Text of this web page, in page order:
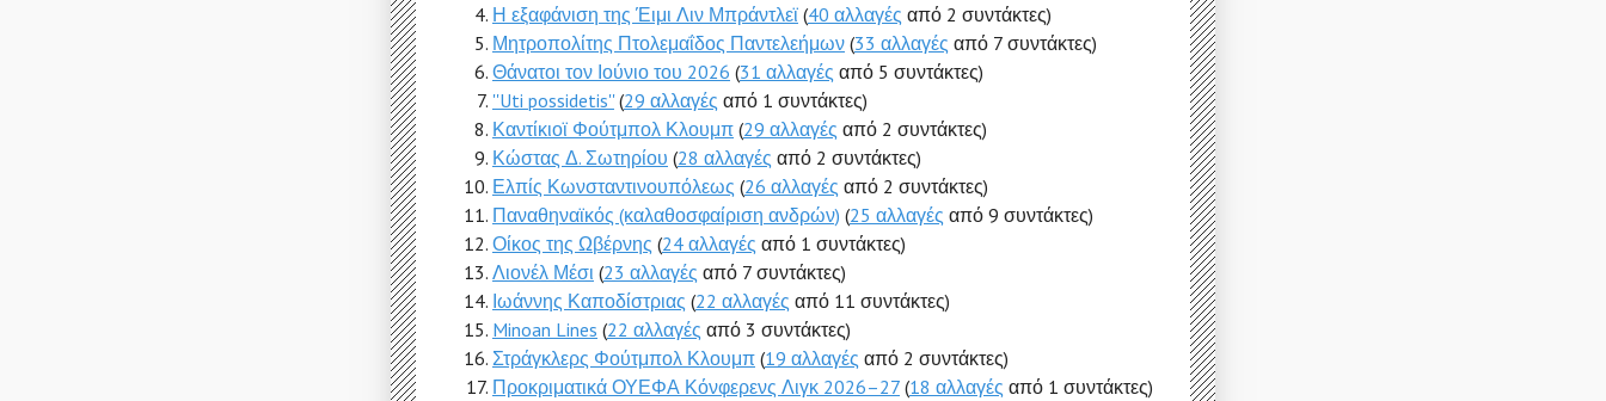
Η εξαφάνιση της Έιμι Λιν Μπράντλεϊ (40 αλλαγές από 2 συντάκτες)
Μητροπολίτης Πτολεμαΐδος Παντελεήμων (33 αλλαγές από 7 συντάκτες)
Θάνατοι τον Ιούνιο του 2026 (31 αλλαγές από 5 συντάκτες)
''Uti possidetis'' (29 αλλαγές από 1 συντάκτες)
Καντίκιοϊ Φούτμπολ Κλουμπ (29 αλλαγές από 2 συντάκτες)
Κώστας Δ. Σωτηρίου (28 αλλαγές από 2 συντάκτες)
Ελπίς Κωνσταντινουπόλεως (26 αλλαγές από 2 συντάκτες)
Παναθηναϊκός (καλαθοσφαίριση ανδρών) (25 αλλαγές από 9 συντάκτες)
Οίκος της Ωβέρνης (24 αλλαγές από 1 συντάκτες)
Λιονέλ Μέσι (23 αλλαγές από 7 συντάκτες)
Ιωάννης Καποδίστριας (22 αλλαγές από 11 συντάκτες)
Minoan Lines (22 αλλαγές από 3 συντάκτες)
Στράγκλερς Φούτμπολ Κλουμπ (19 αλλαγές από 2 συντάκτες)
Προκριματικά ΟΥΕΦΑ Κόνφερενς Λιγκ 2026–27 (18 αλλαγές από 1 συντάκτες)